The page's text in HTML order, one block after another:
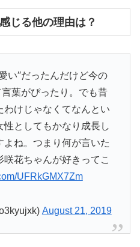
じる他の理由は？
い′′だったんだけど今の
言葉がぴったり。でも昔
わけじゃなくてなんとい
性としてもかなり成長し
ね。つまり何が言いた
花ちゃんが好きってこ
UFRkGMX7Zm
August 21, 2019